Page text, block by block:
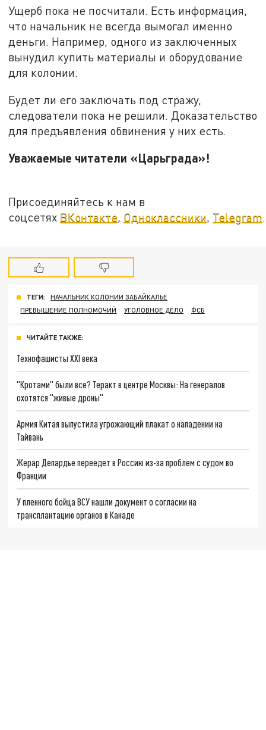
Ущерб пока не посчитали. Есть информация,
что начальник не всегда вымогал именно
деньги. Например, одного из заключенных
вынудил купить материалы и оборудование
для колонии.
Будет ли его заключать под стражу,
следователи пока не решили. Доказательство
для предъявления обвинения у них есть.
Уважаемые читатели «Царьграда»!
Присоединяйтесь к нам в
соцсетях ВКонтакте, Одноклассники, Telegram.
ТЕГИ:
НАЧАЛЬНИК КОЛОНИИ ЗАБАЙКАЛЬЕ
ПРЕВЫШЕНИЕ ПОЛНОМОЧИЙ
УГОЛОВНОЕ ДЕЛО ФСБ
ЧИТАЙТЕ ТАКЖЕ:
Технофашисты XXI века
"Кротами" были все? Теракт в центре Москвы: На генералов
охотятся "живые дроны"
Армия Китая выпустила угрожающий плакат о нападении на
Тайвань
Жерар Депардье переедет в Россию из-за проблем с судом во
Франции
У пленного бойца ВСУ нашли документ о согласии на
трансплантацию органов в Канаде